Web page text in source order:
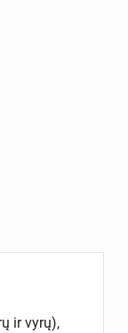
ir vyrų),